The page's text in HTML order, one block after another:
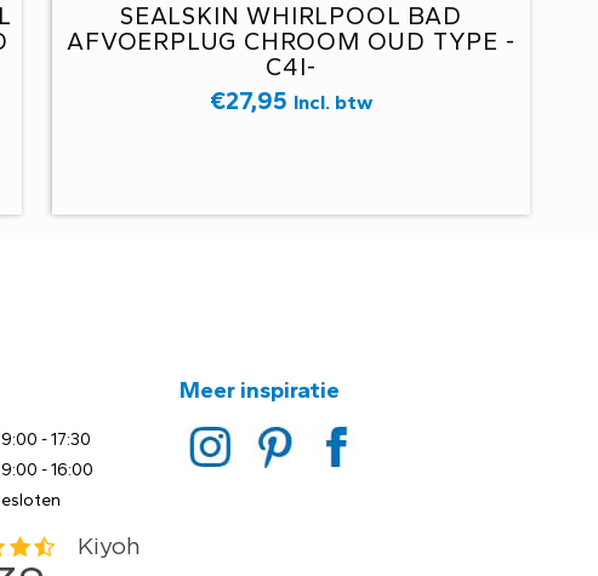
SEALSKIN WHIRLPOOL BAD
AFVOERPLUG CHROOM OUD TYPE -
C4I-
€27,95 Incl. btw
- 17:30
- 16:00
Meer inspiratie